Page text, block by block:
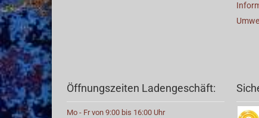
Öffnungszeiten Ladengeschäft:
Mo - Fr von 9:00 bis 16:00 Uhr